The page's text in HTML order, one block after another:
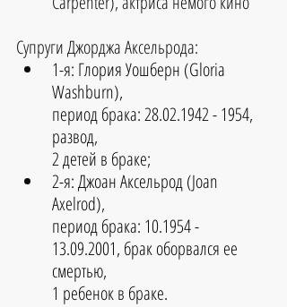
Супруги Джорджа Аксельрода:
1-я: Глория Уошберн (Gloria
Washburn),
период брака: 28.02.1942 - 1954,
развод,
2 детей в браке;
2-я: Джоан Аксельрод (Joan
Axelrod),
период брака: 10.1954 -
13.09.2001, брак оборвался ее
смертью,
1 ребенок в браке.